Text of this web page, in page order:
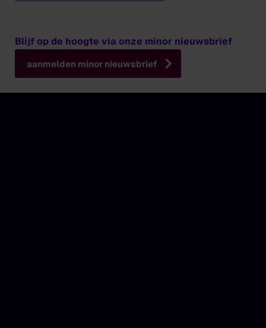
Blijf op de hoogte via onze minor nieuwsbrief
aanmelden minor nieuwsbrief